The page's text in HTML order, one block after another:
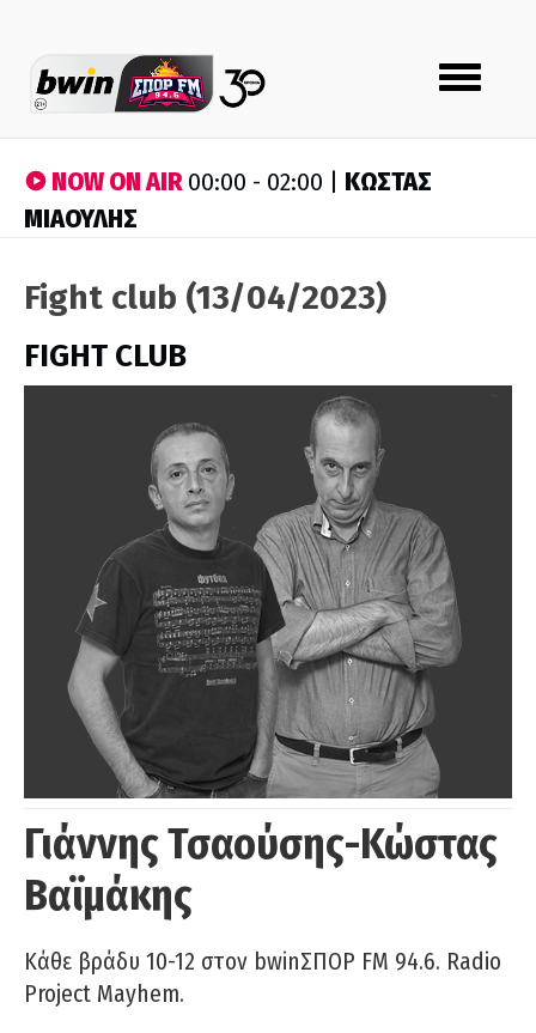
Toggle
navigation
NOW ON AIR00:00 - 02:00 | ΚΩΣΤΑΣ
ΜΙΑΟΥΛΗΣ
Fight club (13/04/2023)
FIGHT CLUB
Γιάννης Τσαούσης-Κώστας
Βαϊμάκης
Κάθε βράδυ 10-12 στον bwinΣΠΟΡ FM 94.6. Radio
Project Mayhem.